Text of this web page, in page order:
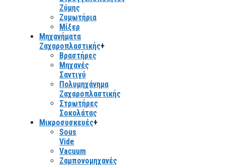
Ζύμης
Ζυμωτήρια
Μίξερ
Μηχανήματα
Ζαχαροπλαστικής+
Βραστήρες
Μηχανές
Σαντιγύ
Πολυμηχάνημα
Ζαχαροπλαστικής
Στρωτήρες
Σοκολάτας
Μικροσυσκευές+
Sous
Vide
Vacuum
Ζαμπονομηχανές